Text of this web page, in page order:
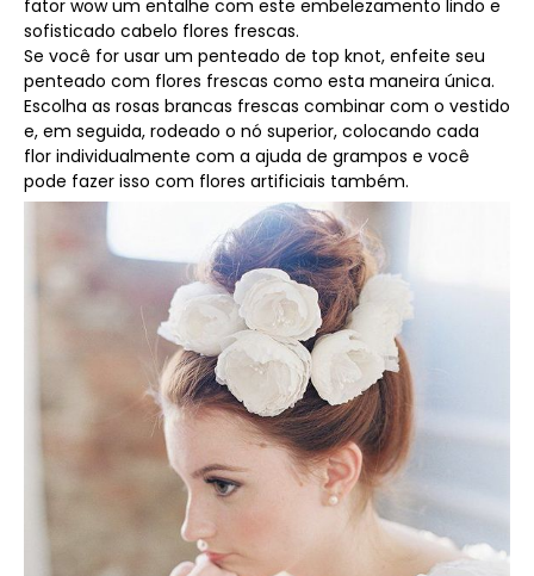
fator wow um entalhe com este embelezamento lindo e
sofisticado cabelo flores frescas.
Se você for usar um penteado de top knot, enfeite seu
penteado com flores frescas como esta maneira única.
Escolha as rosas brancas frescas combinar com o vestido
e, em seguida, rodeado o nó superior, colocando cada
flor individualmente com a ajuda de grampos e você
pode fazer isso com flores artificiais também.